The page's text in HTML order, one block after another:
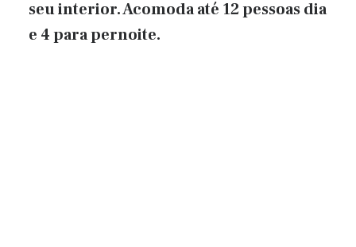
seu interior. Acomoda até 12 pessoas dia
e 4 para pernoite.